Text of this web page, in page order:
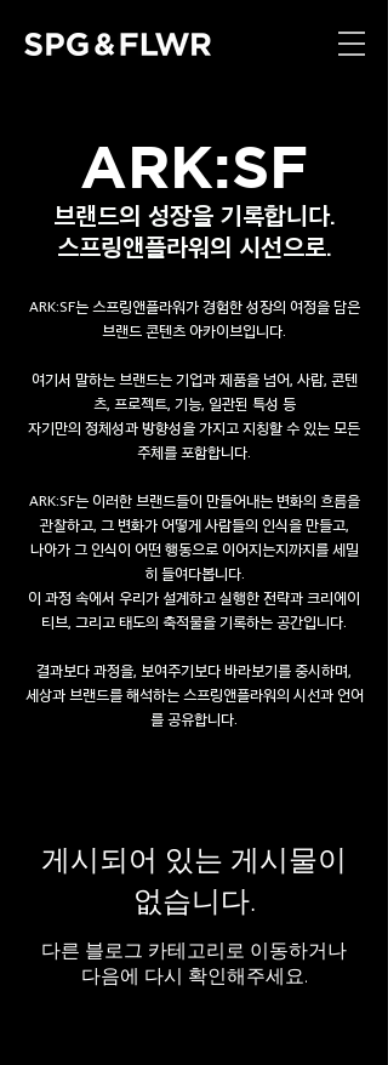
ARK:SF
브랜드의 성장을 기록합니다.
스프링앤플라워의 시선으로.
ARK:SF는 스프링앤플라워가 경험한 성장의 여정을 담은
브랜드 콘텐츠 아카이브입니다.
여기서 말하는 브랜드는 기업과 제품을 넘어, 사람, 콘텐
츠, 프로젝트, 기능, 일관된 특성 등
자기만의 정체성과 방향성을 가지고 지칭할 수 있는 모든
주체를 포함합니다.
ARK:SF는 이러한 브랜드들이 만들어내는 변화의 흐름을
관찰하고, 그 변화가 어떻게 사람들의 인식을 만들고,
나아가 그 인식이 어떤 행동으로 이어지는지까지를 세밀
히 들여다봅니다.
이 과정 속에서 우리가 설계하고 실행한 전략과 크리에이
티브, 그리고 태도의 축적물을 기록하는 공간입니다.
결과보다 과정을, 보여주기보다 바라보기를 중시하며,
세상과 브랜드를 해석하는 스프링앤플라워의 시선과 언어
를 공유합니다.
게시되어 있는 게시물이
없습니다.
다른 블로그 카테고리로 이동하거나
다음에 다시 확인해주세요.